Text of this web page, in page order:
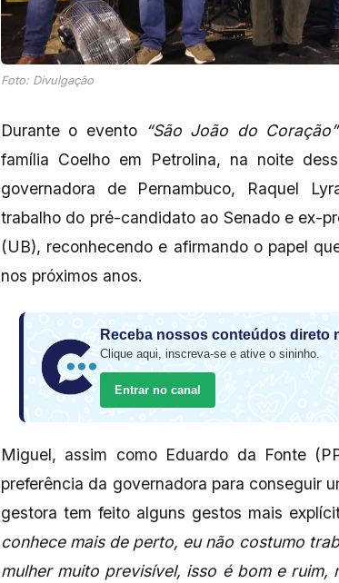
Foto: Divulgação
Durante o evento “São João do Coração”
família Coelho em Petrolina, na noite
governadora de Pernambuco, Raquel
trabalho do pré-candidato ao Senado e ex-
(UB), reconhecendo e afirmando o papel
nos próximos anos.
Receba nossos conteúdos direto
Clique aqui, inscreva-se e ative o sininho.
Entrar no canal
Miguel, assim como Eduardo da Fonte
preferência da governadora para conseguir
gestora tem feito alguns gestos mais
conhece mais de perto, eu não costumo
mulher muito previsível, isso é bom e